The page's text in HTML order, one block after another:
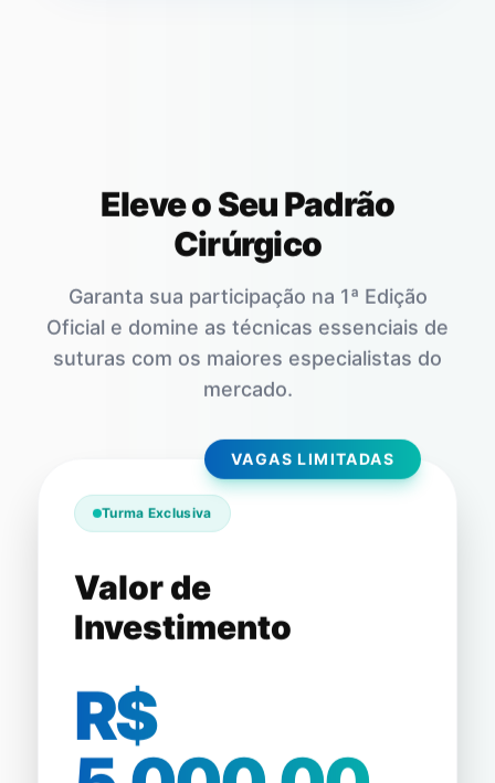
Eleve o Seu Padrão
Cirúrgico
Garanta sua participação na 1ª Edição
Oficial e domine as técnicas essenciais de
suturas com os maiores especialistas do
mercado.
VAGAS LIMITADAS
Turma Exclusiva
Valor de
Investimento
R$